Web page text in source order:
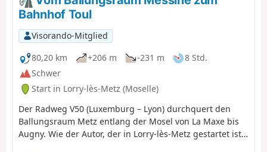
Bahnhof Toul
Visorando-Mitglied
80,20 km
+206 m -231 m
8 Std.
Schwer
Start in Lorry-lès-Metz (Moselle)
Der Radweg V50 (Luxemburg – Lyon) durchquert den
Ballungsraum Metz entlang der Mosel von La Maxe bis
Augny. Wie der Autor, der in Lorry-lès-Metz gestartet ist,